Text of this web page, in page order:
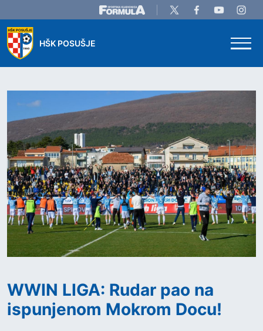
HŠK POSUŠJE
WWIN LIGA: Rudar pao na
ispunjenom Mokrom Docu!